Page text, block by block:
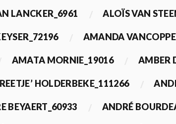
LANCKER_6961 ALOÏS VAN
AMANDA
AMATA MORNIE_19016 AMBER
HOLDERBEKE_111266
BEYAERT_60933 ANDRÉ